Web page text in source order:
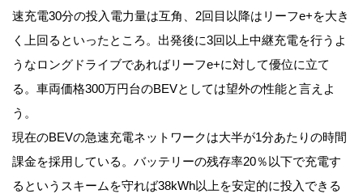
速充電30分の投入電力量は互角、2回目以降はリーフe+を大き
く上回るといったところ。出発後に3回以上中継充電を行うよ
うなロングドライブであればリーフe+に対して優位に立て
る。車両価格300万円台のBEVとしては望外の性能と言えよ
う。
現在のBEVの急速充電ネットワークは大半が1分あたりの時間
課金を採用している。バッテリーの残存率20％以下で充電す
るというスキームを守れば38kWh以上を安定的に投入できる